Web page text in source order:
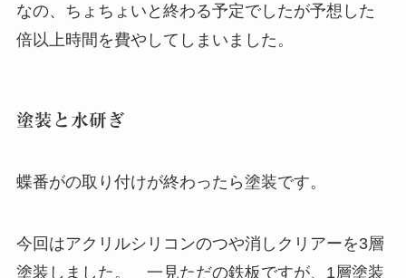
なの、ちょちょいと終わる予定でしたが予想した
倍以上時間を費やしてしまいました。
塗装と水研ぎ
蝶番がの取り付けが終わったら塗装です。
今回はアクリルシリコンのつや消しクリアーを3層
塗装しました。 一見ただの鉄板ですが、1層塗装